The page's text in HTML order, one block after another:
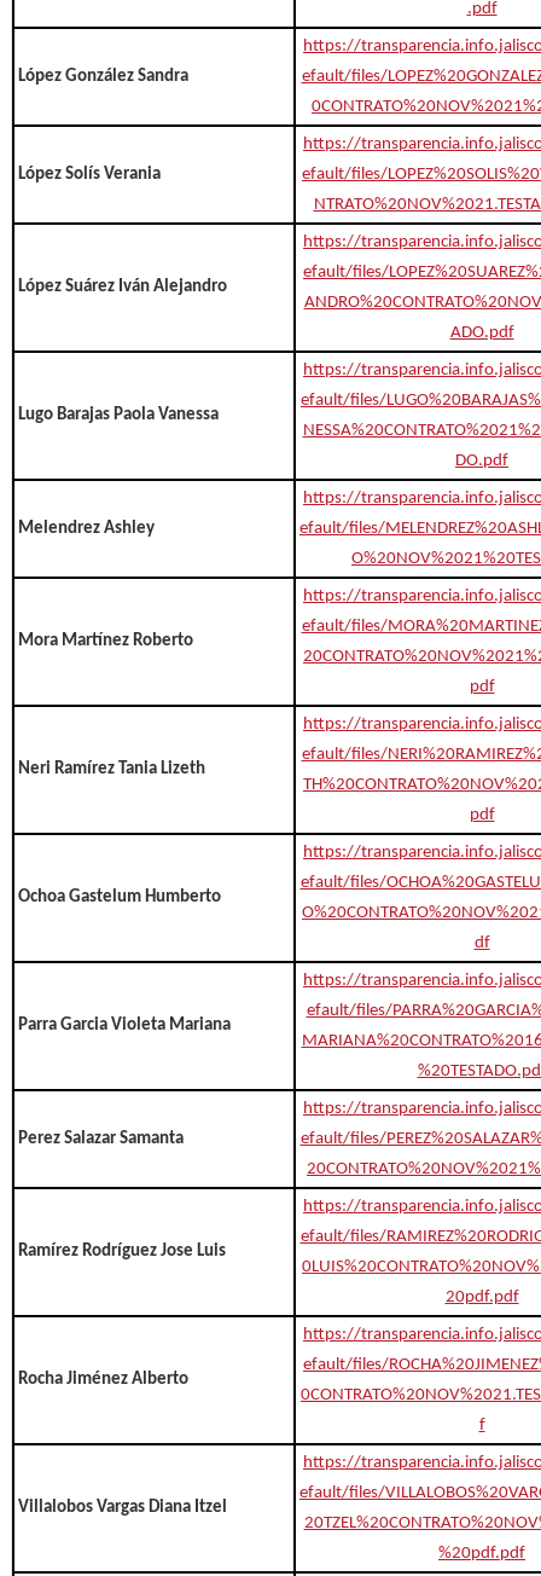
.pdf
López González Sandra
https://
efault/files/
López Solís Verania
https://
efault/files/
López Suárez Iván Alejandro
https://
efault/files/
ADO.pdf
Lugo Barajas Paola Vanessa
https://
efault/files/
DO.pdf
Melendrez Ashley
https://
efault/files/
Mora Martínez Roberto
https://
efault/files/
pdf
Neri Ramírez Tania Lizeth
https://
efault/files/
pdf
Ochoa Gastelum Humberto
https://
efault/files/
df
Parra Garcia Violeta Mariana
https://
efault/files/
Perez Salazar Samanta
https://
efault/files/
Ramírez Rodríguez Jose Luis
https://
efault/files/
20pdf.pdf
Rocha Jiménez Alberto
https://
efault/files/
f
Villalobos Vargas Diana Itzel
https://
efault/files/
%20pdf.pdf